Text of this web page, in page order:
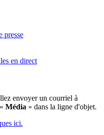
presse
en direct
envoyer un courriel à
Média » dans la ligne d'objet.
ici.